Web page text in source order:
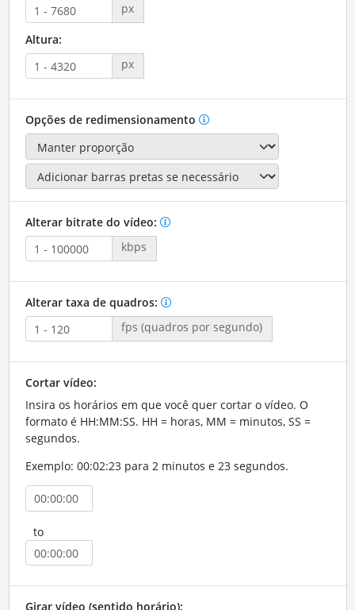
px
Altura:
px
Opções de redimensionamento
Alterar bitrate do vídeo:
kbps
Alterar taxa de quadros:
fps (quadros por segundo)
Cortar vídeo:
Insira os horários em que você quer cortar o vídeo. O
formato é HH:MM:SS. HH = horas, MM = minutos, SS =
segundos.
Exemplo: 00:02:23 para 2 minutos e 23 segundos.
to
Girar vídeo (sentido horário):